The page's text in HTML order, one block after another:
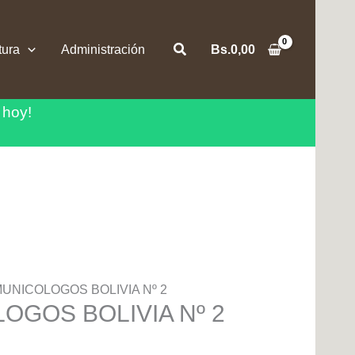
Administración BuscarBs.0,00
BOLIVIA Nº 2
BOLIVIA Nº 2